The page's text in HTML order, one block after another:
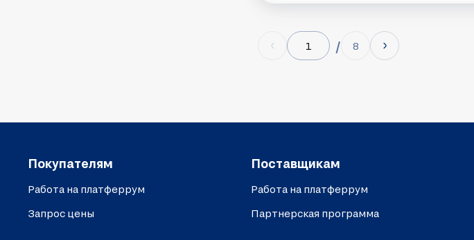
8
Покупателям
Работа на платферрум
Запрос цены
Поставщикам
Работа на платферрум
Партнерская программа